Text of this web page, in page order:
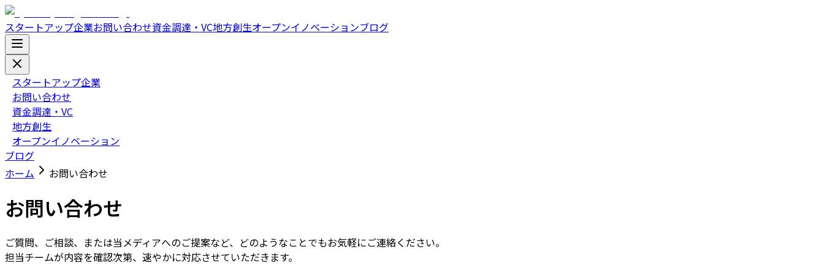
スタートアップ企業お問い合わせ資金調達・VC地方創生オープンイノベーションブログ
スタートアップ企業
お問い合わせ
資金調達・VC
地方創生
オープンイノベーション
ブログ
ホーム
お問い合わせ
お問い合わせ
ご質問、ご相談、または当メディアへのご提案など、どのようなことでもお気軽にご連絡ください。
担当チームが内容を確認次第、速やかに対応させていただきます。